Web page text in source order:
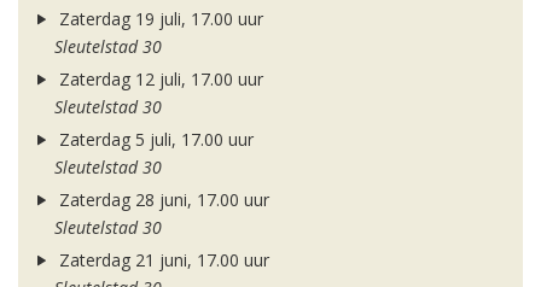
Zaterdag 19 juli, 17.00 uur
Sleutelstad 30
Zaterdag 12 juli, 17.00 uur
Sleutelstad 30
Zaterdag 5 juli, 17.00 uur
Sleutelstad 30
Zaterdag 28 juni, 17.00 uur
Sleutelstad 30
Zaterdag 21 juni, 17.00 uur